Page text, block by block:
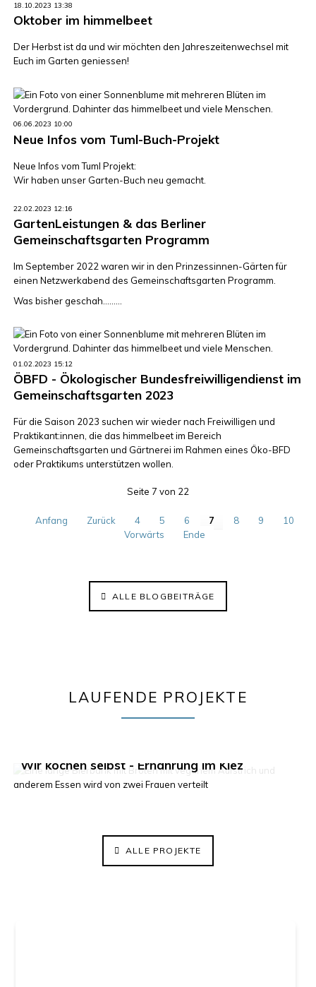
18.10.2023 13:38
Oktober im himmelbeet
Der Herbst ist da und wir möchten den Jahreszeitenwechsel mit
Euch im Garten geniessen!
06.06.2023 10:00
Neue Infos vom Tuml-Buch-Projekt
Neue Infos vom Tuml Projekt:
Wir haben unser Garten-Buch neu gemacht.
22.02.2023 12:16
GartenLeistungen & das Berliner
Gemeinschaftsgarten Programm
Im September 2022 waren wir in den Prinzessinnen-Gärten für
einen Netzwerkabend des Gemeinschaftsgarten Programm.
Was bisher geschah.........
01.02.2023 15:12
ÖBFD - Ökologischer Bundesfreiwilligendienst im
Gemeinschaftsgarten 2023
Für die Saison 2023 suchen wir wieder nach Freiwilligen und
Praktikant:innen, die das himmelbeet im Bereich
Gemeinschaftsgarten und Gärtnerei im Rahmen eines Öko-BFD
oder Praktikums unterstützen wollen.
Seite 7 von 22
Anfang Zurück 4 5 6 7 8 9
10
Vorwärts
Ende
ALLE BLOGBEITRÄGE
LAUFENDE PROJEKTE
Wir kochen selbst - Ernährung im Kiez
ElisaBeet - Solidarischer Lehrgarten
ALLE PROJEKTE